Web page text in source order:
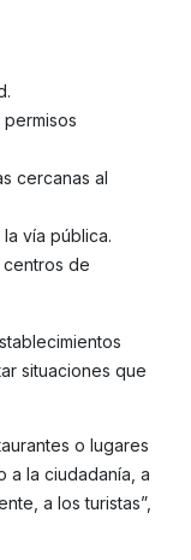
cercanas al
vía pública.
de
situaciones que
o lugares
a la ciudadanía, a
a los turistas”,